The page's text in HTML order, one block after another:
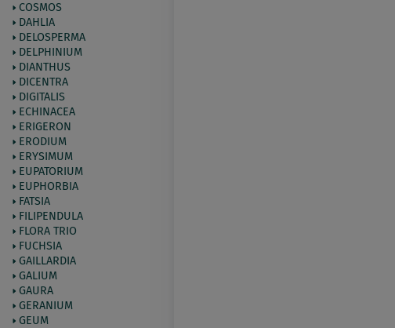
COSMOS
DAHLIA
DELOSPERMA
DELPHINIUM
DIANTHUS
DICENTRA
DIGITALIS
ECHINACEA
ERIGERON
ERODIUM
ERYSIMUM
EUPATORIUM
EUPHORBIA
FATSIA
FILIPENDULA
FLORA TRIO
FUCHSIA
GAILLARDIA
GALIUM
GAURA
GERANIUM
GEUM